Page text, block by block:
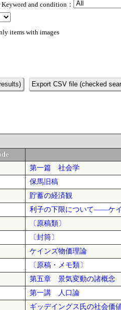
Keyword and condition：
items with images
Export CSV file (checked
第一篇 社会学
保馬旧稿
貯蓄の経済観
利子の下限について――ケ
〔原稿類〕
〔封筒〕
ケインズ物価理論
〔原稿・メモ類〕
第五章 景気変動の諸概念
第一講 人口論
ギッデイングス氏の社会価